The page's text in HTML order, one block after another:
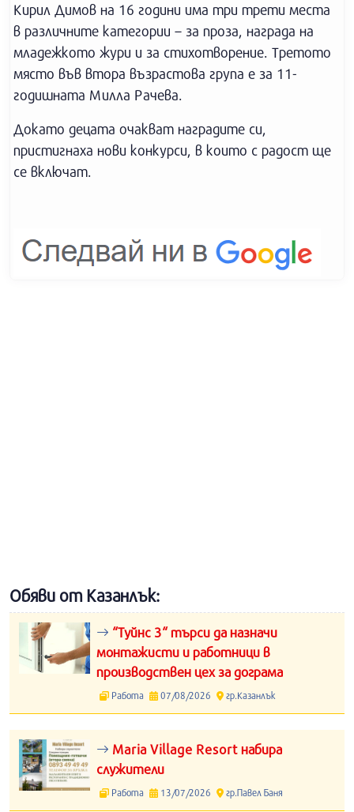
Кирил Димов на 16 години има три трети места
в различните категории – за проза, награда на
младежкото жури и за стихотворение. Третото
място във втора възрастова група е за 11-
годишната Милла Рачева.
Докато децата очакват наградите си,
пристигнаха нови конкурси, в които с радост ще
се включат.
Обяви от Казанлък:
“Туйнс 3“ търси да назначи
монтажисти и работници в
производствен цех за дограма
Работа 07/08/2026 гр.Казанлък
Maria Village Resort набира
служители
Работа 13/07/2026 гр.Павел Баня